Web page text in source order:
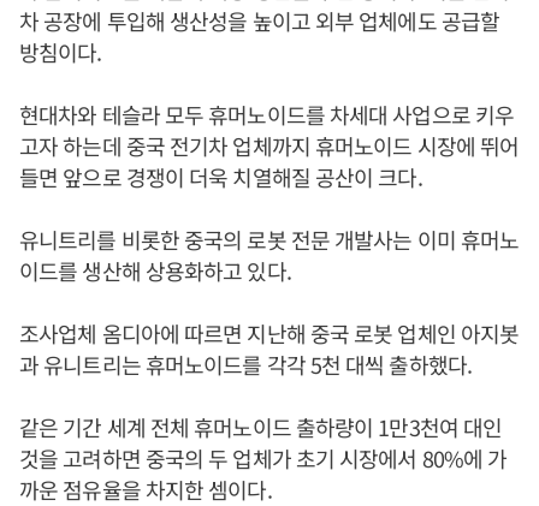
차 공장에 투입해 생산성을 높이고 외부 업체에도 공급할
방침이다.
현대차와 테슬라 모두 휴머노이드를 차세대 사업으로 키우
고자 하는데 중국 전기차 업체까지 휴머노이드 시장에 뛰어
들면 앞으로 경쟁이 더욱 치열해질 공산이 크다.
유니트리를 비롯한 중국의 로봇 전문 개발사는 이미 휴머노
이드를 생산해 상용화하고 있다.
조사업체 옴디아에 따르면 지난해 중국 로봇 업체인 아지봇
과 유니트리는 휴머노이드를 각각 5천 대씩 출하했다.
같은 기간 세계 전체 휴머노이드 출하량이 1만3천여 대인
것을 고려하면 중국의 두 업체가 초기 시장에서 80%에 가
까운 점유율을 차지한 셈이다.